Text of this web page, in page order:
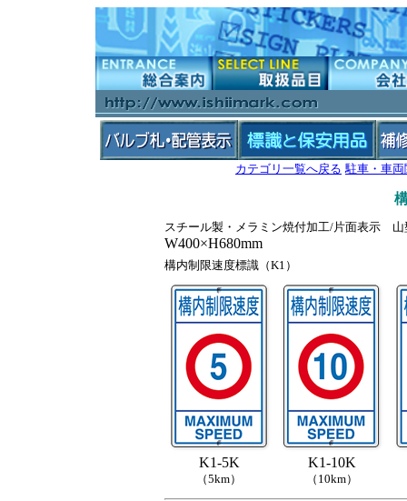
カテゴリ一覧へ戻る 駐車・車
スチール製・メラミン焼付加工/片面表示
W400×H680mm
構内制限速度標識（K1）
K1-5K
（5km）
K1-10K
（10km）